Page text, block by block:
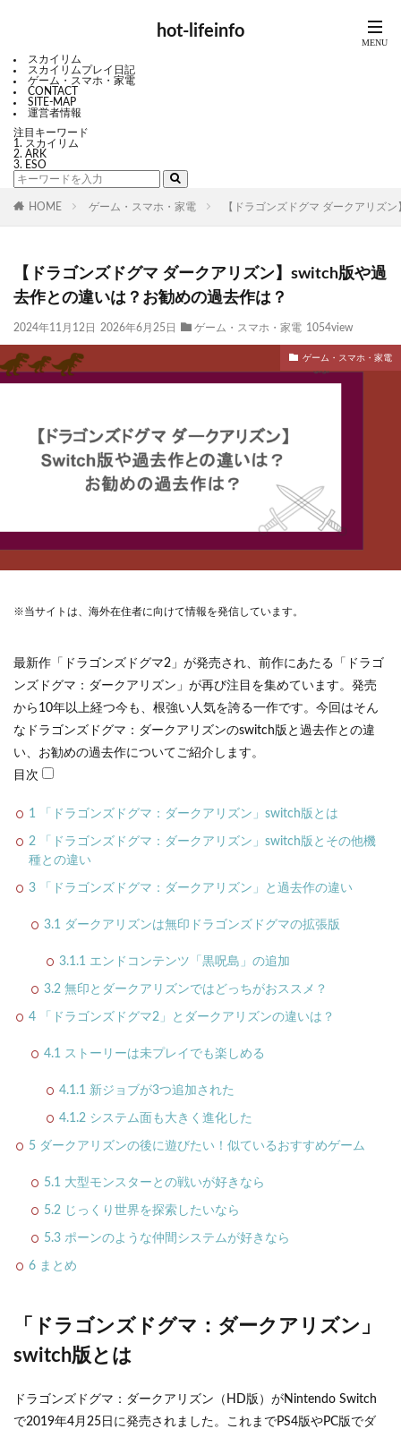
hot-lifeinfo
スカイリム
スカイリムプレイ日記
ゲーム・スマホ・家電
CONTACT
SITE-MAP
運営者情報
注目キーワード
スカイリム
ARK
ESO
HOME ゲーム・スマホ・家電 【ドラゴンズドグマ ダークアリズ
【ドラゴンズドグマ ダークアリズン】switch版や過
去作との違いは？お勧めの過去作は？
2024年11月12日 2026年6月25日 ゲーム・スマホ・家電 1054view
ゲーム・スマホ・家電
※当サイトは、海外在住者に向けて情報を発信しています。
最新作「ドラゴンズドグマ2」が発売され、前作にあたる「ドラゴ
ンズドグマ：ダークアリズン」が再び注目を集めています。発売
から10年以上経つ今も、根強い人気を誇る一作です。今回はそん
なドラゴンズドグマ：ダークアリズンのswitch版と過去作との違
い、お勧めの過去作についてご紹介します。
目次
1 「ドラゴンズドグマ：ダークアリズン」switch版とは
2 「ドラゴンズドグマ：ダークアリズン」switch版とその他機
種との違い
3 「ドラゴンズドグマ：ダークアリズン」と過去作の違い
3.1 ダークアリズンは無印ドラゴンズドグマの拡張版
3.1.1 エンドコンテンツ「黒呪島」の追加
3.2 無印とダークアリズンではどっちがおススメ？
4 「ドラゴンズドグマ2」とダークアリズンの違いは？
4.1 ストーリーは未プレイでも楽しめる
4.1.1 新ジョブが3つ追加された
4.1.2 システム面も大きく進化した
5 ダークアリズンの後に遊びたい！似ているおすすめゲーム
5.1 大型モンスターとの戦いが好きなら
5.2 じっくり世界を探索したいなら
5.3 ポーンのような仲間システムが好きなら
6 まとめ
「ドラゴンズドグマ：ダークアリズン」
switch版とは
ドラゴンズドグマ：ダークアリズン（HD版）がNintendo Switch
で2019年4月25日に発売されました。これまでPS4版やPC版でダ